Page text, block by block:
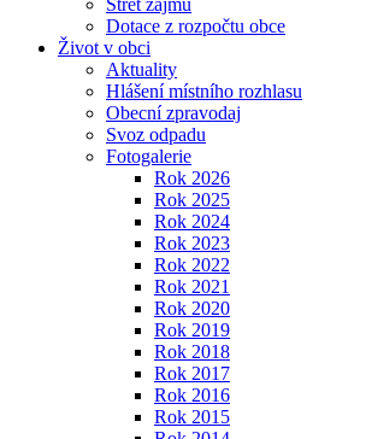
Střet zájmů
Dotace z rozpočtu obce
Život v obci
Aktuality
Hlášení místního rozhlasu
Obecní zpravodaj
Svoz odpadu
Fotogalerie
Rok 2026
Rok 2025
Rok 2024
Rok 2023
Rok 2022
Rok 2021
Rok 2020
Rok 2019
Rok 2018
Rok 2017
Rok 2016
Rok 2015